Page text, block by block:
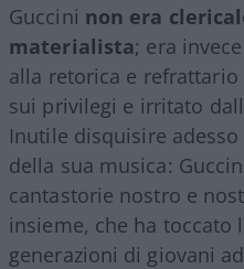
Guccini non era
materialista; era
alla retorica e
sui privilegi e irritato
Inutile disquisire
della sua musica:
cantastorie nostro e
insieme, che ha toccato
generazioni di giovani